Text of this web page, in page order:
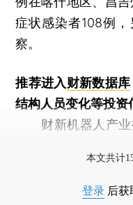
症状感染者108例
察。
推荐进入财新数据库
结构人员变化等投资
财新机器人产业
本文共计
登录 后获